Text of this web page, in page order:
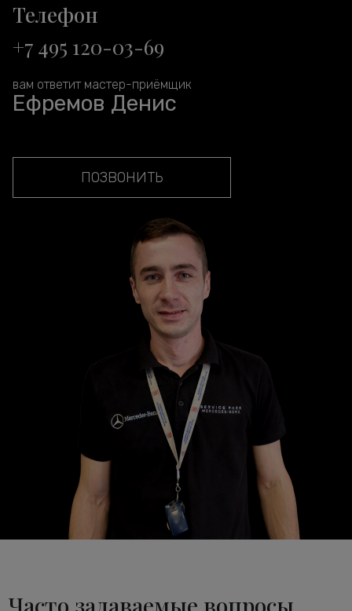
Телефон
+7 495 120-03-69
вам ответит мастер-приёмщик
Ефремов Денис
ПОЗВОНИТЬ
Часто задаваемые вопросы